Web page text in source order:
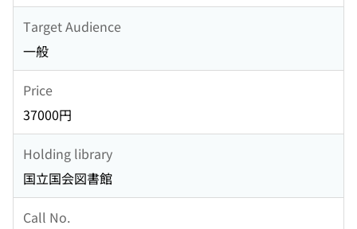
Target Audience
一般
Price
37000円
Holding library
国立国会図書館
Call No.